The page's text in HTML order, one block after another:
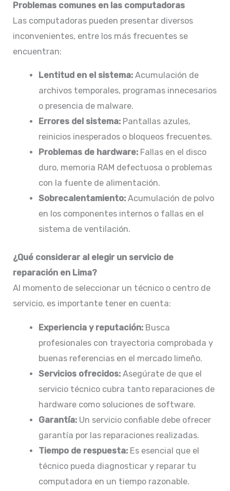
Problemas comunes en las computadoras
Las computadoras pueden presentar diversos
inconvenientes, entre los más frecuentes se
encuentran:​
Lentitud en el sistema:Acumulación de
archivos temporales, programas innecesarios
o presencia de malware.​
Errores del sistema:Pantallas azules,
reinicios inesperados o bloqueos frecuentes.​
Problemas de hardware:Fallas en el disco
duro, memoria RAM defectuosa o problemas
con la fuente de alimentación.​
Sobrecalentamiento:Acumulación de polvo
en los componentes internos o fallas en el
sistema de ventilación.​
¿Qué considerar al elegir un servicio de
reparación en Lima?
Al momento de seleccionar un técnico o centro de
servicio, es importante tener en cuenta:
Experiencia y reputación:Busca
profesionales con trayectoria comprobada y
buenas referencias en el mercado limeño.​
Servicios ofrecidos:Asegúrate de que el
servicio técnico cubra tanto reparaciones de
hardware como soluciones de software.​
Garantía:Un servicio confiable debe ofrecer
garantía por las reparaciones realizadas.​
Tiempo de respuesta:Es esencial que el
técnico pueda diagnosticar y reparar tu
computadora en un tiempo razonable.​